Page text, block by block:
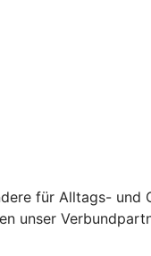
für Alltags-
unser